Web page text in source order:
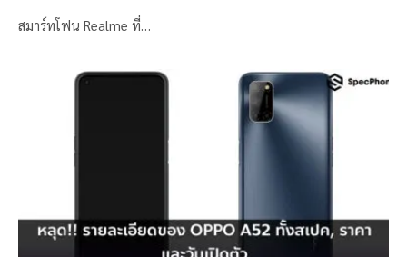
สมาร์ทโฟน Realme ที่…